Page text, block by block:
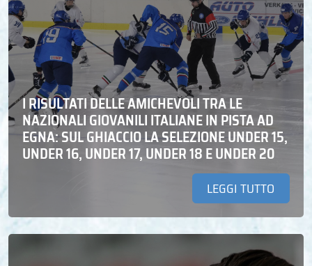
I RISULTATI DELLE AMICHEVOLI TRA LE
NAZIONALI GIOVANILI ITALIANE IN PISTA AD
EGNA: SUL GHIACCIO LA SELEZIONE UNDER 15,
UNDER 16, UNDER 17, UNDER 18 E UNDER 20
LEGGI TUTTO